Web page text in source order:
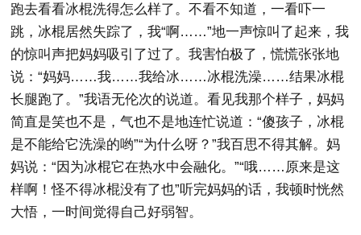
跑去看看冰棍洗得怎么样了。不看不知道，一看吓一
跳，冰棍居然失踪了，我“啊……”地一声惊叫了起来，我
的惊叫声把妈妈吸引了过了。我害怕极了，慌慌张张地
说：“妈妈……我……我给冰……冰棍洗澡……结果冰棍
长腿跑了。”我语无伦次的说道。看见我那个样子，妈妈
简直是笑也不是，气也不是地连忙说道：“傻孩子，冰棍
是不能给它洗澡的哟”“为什么呀？”我百思不得其解。妈
妈说：“因为冰棍它在热水中会融化。”“哦……原来是这
样啊！怪不得冰棍没有了也”听完妈妈的话，我顿时恍然
大悟，一时间觉得自己好弱智。